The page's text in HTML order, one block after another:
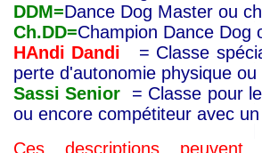
DDM=Dance Dog Master ou
Ch.DD=Champion Dance Dog
HAndi Dandi = Classe
perte d'autonomie physique
Sassi Senior = Classe pour
ou encore compétiteur avec
Ces descriptions